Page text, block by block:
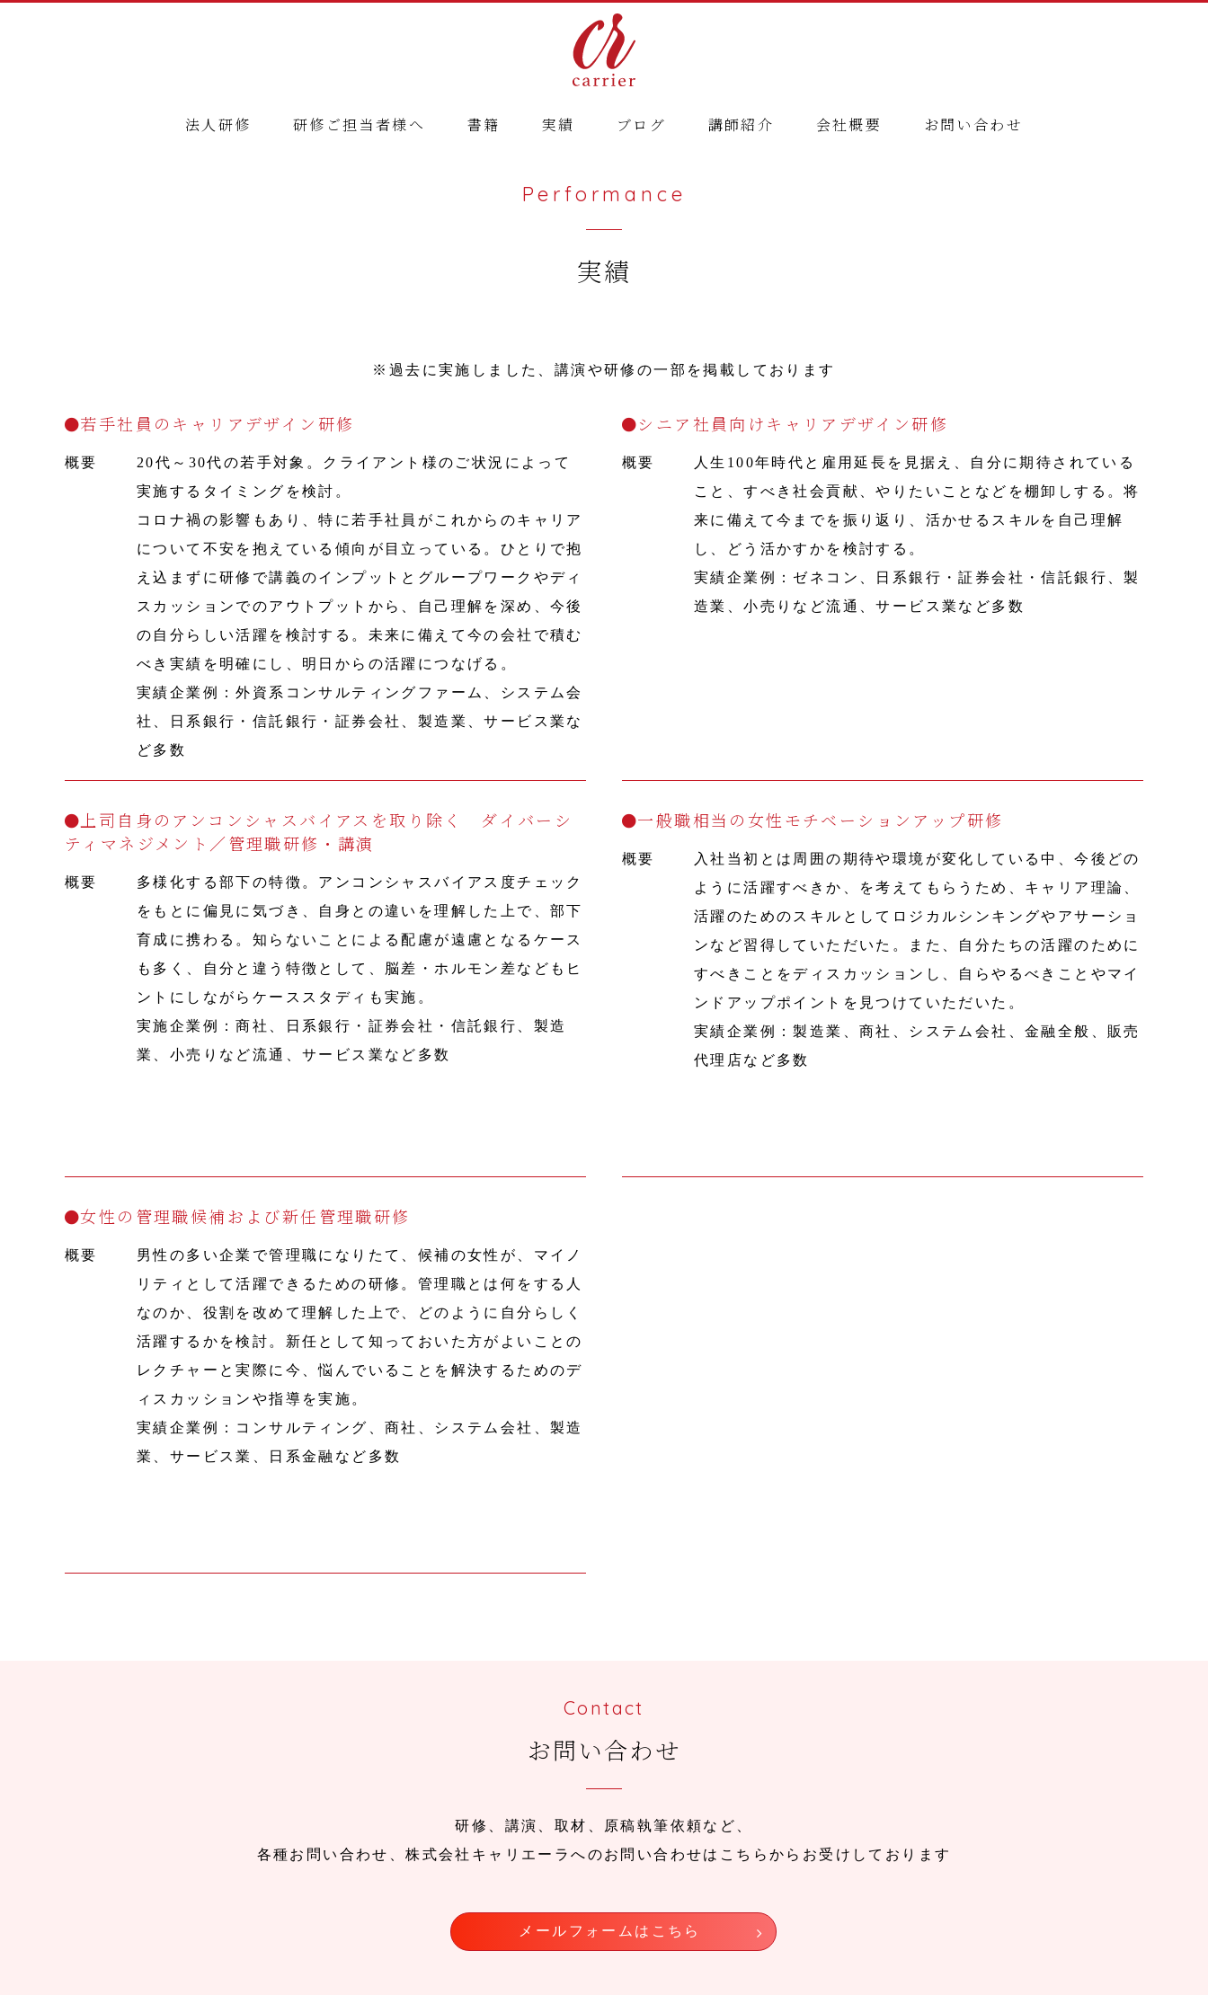
法人研修 研修ご担当者様へ 書籍 実績 ブログ 講師紹介 会社概要 お問い合わせ
Performance
実績
※過去に実施しました、講演や研修の一部を掲載しております
若手社員のキャリアデザイン研修
概要
20代～30代の若手対象。クライアント様のご状況によって
実施するタイミングを検討。
コロナ禍の影響もあり、特に若手社員がこれからのキャリア
について不安を抱えている傾向が目立っている。ひとりで抱
え込まずに研修で講義のインプットとグループワークやディ
スカッションでのアウトプットから、自己理解を深め、今後
の自分らしい活躍を検討する。未来に備えて今の会社で積む
べき実績を明確にし、明日からの活躍につなげる。
実績企業例：外資系コンサルティングファーム、システム会
社、日系銀行・信託銀行・証券会社、製造業、サービス業な
ど多数
シニア社員向けキャリアデザイン研修
概要
人生100年時代と雇用延長を見据え、自分に期待されている
こと、すべき社会貢献、やりたいことなどを棚卸しする。将
来に備えて今までを振り返り、活かせるスキルを自己理解
し、どう活かすかを検討する。
実績企業例：ゼネコン、日系銀行・証券会社・信託銀行、製
造業、小売りなど流通、サービス業など多数
上司自身のアンコンシャスバイアスを取り除く ダイバーシ
ティマネジメント／管理職研修・講演
概要
多様化する部下の特徴。アンコンシャスバイアス度チェック
をもとに偏見に気づき、自身との違いを理解した上で、部下
育成に携わる。知らないことによる配慮が遠慮となるケース
も多く、自分と違う特徴として、脳差・ホルモン差などもヒ
ントにしながらケーススタディも実施。
実施企業例：商社、日系銀行・証券会社・信託銀行、製造
業、小売りなど流通、サービス業など多数
一般職相当の女性モチベーションアップ研修
概要
入社当初とは周囲の期待や環境が変化している中、今後どの
ように活躍すべきか、を考えてもらうため、キャリア理論、
活躍のためのスキルとしてロジカルシンキングやアサーショ
ンなど習得していただいた。また、自分たちの活躍のために
すべきことをディスカッションし、自らやるべきことやマイ
ンドアップポイントを見つけていただいた。
実績企業例：製造業、商社、システム会社、金融全般、販売
代理店など多数
女性の管理職候補および新任管理職研修
概要
男性の多い企業で管理職になりたて、候補の女性が、マイノ
リティとして活躍できるための研修。管理職とは何をする人
なのか、役割を改めて理解した上で、どのように自分らしく
活躍するかを検討。新任として知っておいた方がよいことの
レクチャーと実際に今、悩んでいることを解決するためのデ
ィスカッションや指導を実施。
実績企業例：コンサルティング、商社、システム会社、製造
業、サービス業、日系金融など多数
Contact
お問い合わせ
研修、講演、取材、原稿執筆依頼など、
各種お問い合わせ、株式会社キャリエーラへのお問い合わせはこちらからお受けしております
メールフォームはこちら